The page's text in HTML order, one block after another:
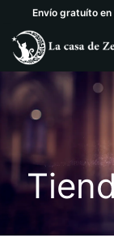
Envío gratuíto